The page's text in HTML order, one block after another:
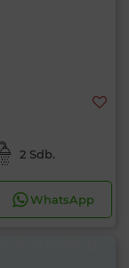
2 Sdb.
WhatsApp